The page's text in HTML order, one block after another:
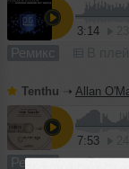
3:14
Ремикс
Tenthu ➝ Allan O'Marshall -
7:53
Ремикс В